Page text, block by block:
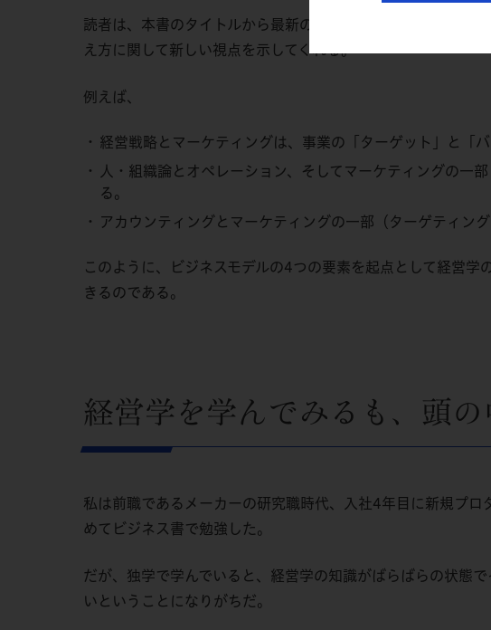
読者は、本書のタイトルから最新の経営論を期待されるかも
え方に関して新しい視点を示してくれる。
例えば、
経営戦略とマーケティングは、事業の「ターゲット」と「
人・組織論とオペレーション、そしてマーケティングの
る。
アカウンティングとマーケティングの一部（ターゲティン
このように、ビジネスモデルの4つの要素を起点として経営
きるのである。
経営学を学んでみるも、頭
私は前職であるメーカーの研究職時代、入社4年目に新規プ
めてビジネス書で勉強した。
だが、独学で学んでいると、経営学の知識がばらばらの状態
いということになりがちだ。